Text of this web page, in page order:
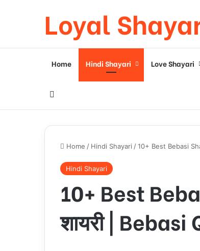
Loyal
Home Hindi Shayari Love Shayari
Home / Hindi Shayari /10+ Best Bebasi
Hindi Shayari
10+ Best
शायरी |